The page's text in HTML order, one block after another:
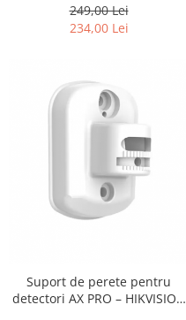
249,00 Lei
234,00 Lei
Suport de perete pentru
detectori AX PRO – HIKVISION